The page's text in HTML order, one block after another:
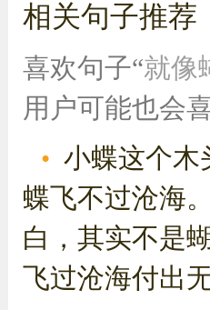
相关句子推荐
喜欢句子“就像
用户可能也会
小蝶这个木
蝶飞不过沧海
白，其实不是
飞过沧海付出